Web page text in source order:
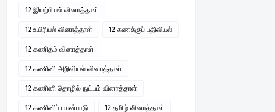
12 இயற்பியல் வினாத்தாள்
12 உயிரியல் வினாத்தாள் 12 கணக்குப் பதிவியல்
12 கணிதம் வினாத்தாள்
12 கணினி அறிவியல் வினாத்தாள்
12 கணினி தொழில் நுட்பம் வினாத்தாள்
12 கணினிப் பயன்பாடு 12 தமிழ் வினாத்தாள்